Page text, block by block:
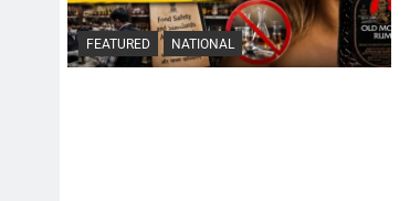
FEATURED NATIONAL